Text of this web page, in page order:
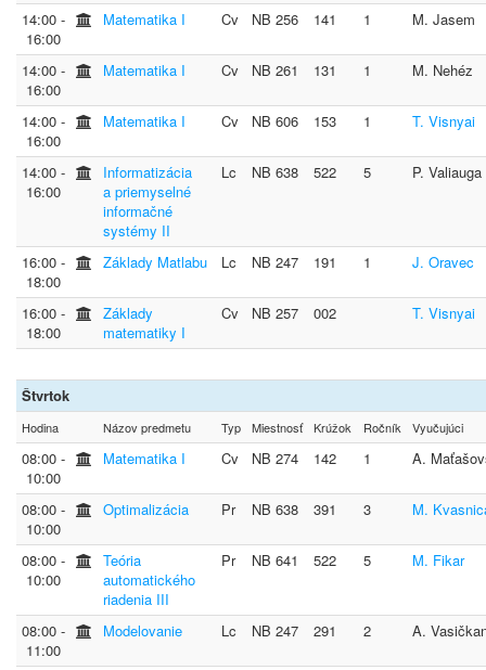
14:00 ‐
16:00
Matematika I Cv NB 256 141 1 M. Jasem
14:00 ‐
16:00
Matematika I Cv NB 261 131 1 M. Nehéz
14:00 ‐
16:00
Matematika I Cv NB 606 153 1 T. Visnyai
14:00 ‐
16:00
Informatizácia
a priemyselné
informačné
systémy II
Lc NB 638 522 5 P. Valiauga
16:00 ‐
18:00
Základy Matlabu Lc NB 247 191 1 J. Oravec
16:00 ‐
18:00
Základy
matematiky I
Cv NB 257 002 T. Visnyai
Štvrtok
Hodina Názov predmetu Typ Miestnosť Krúžok Ročník Vyučujúci
08:00 ‐
10:00
Matematika I Cv NB 274 142 1 A.
08:00 ‐
10:00
Optimalizácia Pr NB 638 391 3 M.
08:00 ‐
10:00
Teória
automatického
riadenia III
Pr NB 641 522 5 M. Fikar
08:00 ‐
11:00
Modelovanie Lc NB 247 291 2 A.